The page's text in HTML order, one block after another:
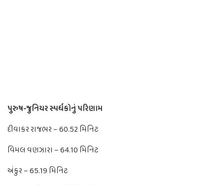
પુરુષ-જુનિયર સ્પર્ધકોનું પરિણામ
દીવાકર રાજભર – 60.52 મિનિટ
વિમલ વણઝારા – 64.10 મિનિટ
અંકુર – 65.19 મિનિટ